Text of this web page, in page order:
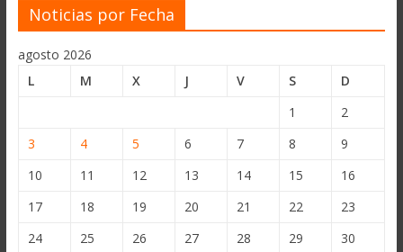
Noticias por Fecha
agosto 2026
L
M X J V S
D
1
2
3
4 5 6 7 8
9
10
11 12 13 14 15
16
17
18 19 20 21 22
23
24
25 26 27 28 29
30